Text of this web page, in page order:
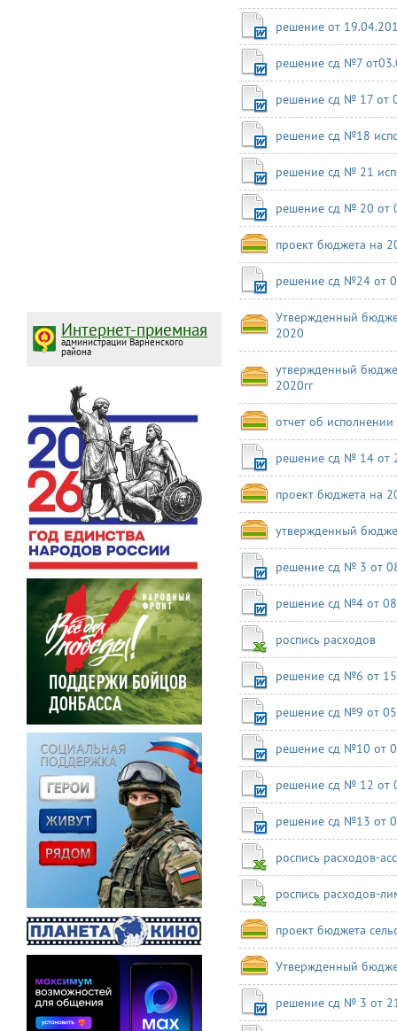
решение от
решение сд №7
решение сд № 17 от
решение сд №18
решение сд № 21
решение сд № 20 от
проект бюджета на
решение сд №24 от
Утвержденный
2020
утвержденный
2020гг
отчет об
решение сд № 14 от
проект бюджета на
утвержденный
решение сд № 3 от
решение сд №4 от
роспись расходов
решение сд №6 от
решение сд №9 от
решение сд №10 от
решение сд № 12 от
решение сд №13 от
роспись расходов-
роспись расходов-
проект бюджета
Утвержденный
решение сд № 3 от
Интернет-приемная
администрации Варненского
района